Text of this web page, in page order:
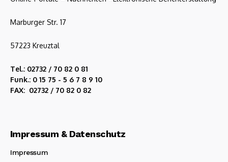
Marburger Str. 17
57223 Kreuztal
Tel.: 02732 / 70 82 0 81
Funk.: 0 15 75 - 5 6 7 8 9 10
FAX: 02732 / 70 82 0 82
Impressum & Datenschutz
Impressum